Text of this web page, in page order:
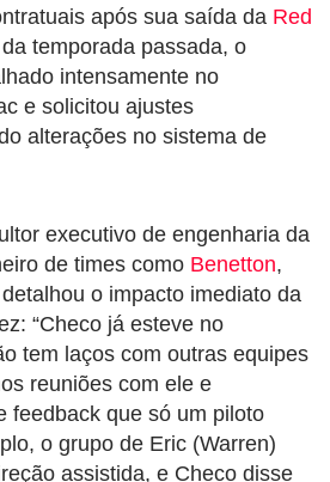
após sua saída da Red
temporada passada, o
intensamente no
e solicitou ajustes
alterações no sistema de
executivo de engenharia da
de times como Benetton,
o impacto imediato da
“Checo já esteve no
tem laços com outras equipes
reuniões com ele e
feedback que só um piloto
o grupo de Eric (Warren)
assistida, e Checo disse